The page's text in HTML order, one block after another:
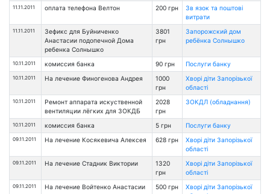
11.11.2011 оплата телефона Велтон 200 грн
Зв язок та поштові
витрати
11.11.2011
Зефикс для Буйниченко
Анастасии подопечной Дома
ребенка Солнышко
3801
грн
Запорожский дом
ребёнка Солнышко
10.11.2011 комиссия банка 90 грн Послуги банку
10.11.2011 На лечение Финогенова Андрея
1000
грн
Хворі діти Запорізької
області
10.11.2011
Ремонт аппарата искуственной
вентиляции лёгких для ЗОКДБ
2028
грн
ЗОКДЛ (обладнання)
10.11.2011 комиссия банка 5 грн Послуги банку
09.11.2011 На лечение Косякевича Алексея 628 грн
Хворі діти Запорізької
області
09.11.2011 На лечение Стадник Виктории
1320
грн
Хворі діти Запорізької
області
09.11.2011 На лечение Войтенко Анастасии 500 грн
Хворі діти Запорізької